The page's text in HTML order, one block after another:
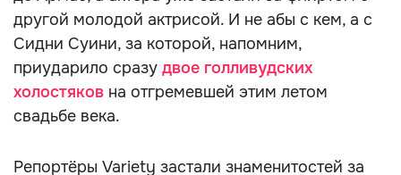
другой молодой актрисой. И не абы с кем, а с
Сидни Суини, за которой, напомним,
приударило сразу двое голливудских
холостяков на отгремевшей этим летом
свадьбе века.
Репортёры Variety застали знаменитостей за